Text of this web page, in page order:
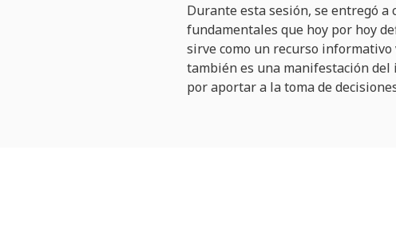
Durante esta sesión, se entregó a
fundamentales que hoy por hoy
sirve como un recurso
también es una manifestación del
por aportar a la toma de